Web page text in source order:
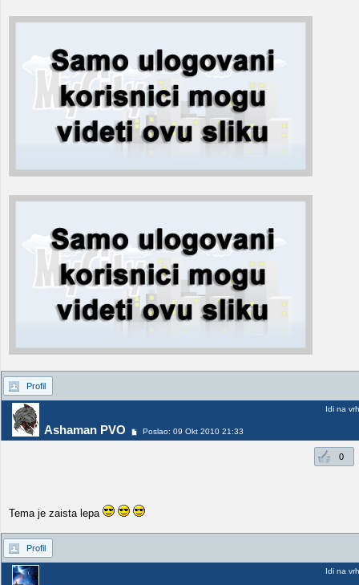
Profil
Ashaman PVO Poslao: 09 Okt 2010 21:33
Idi na vrh
0
Tema je zaista lepa
Profil
Idi na vrh